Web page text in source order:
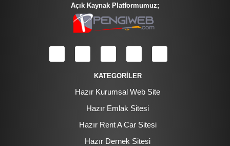
Açık Kaynak Platformumuz;
KATEGORİLER
Hazır Kurumsal Web Site
Hazır Emlak Sitesi
Hazır Rent A Car Sitesi
Hazır Dernek Sitesi